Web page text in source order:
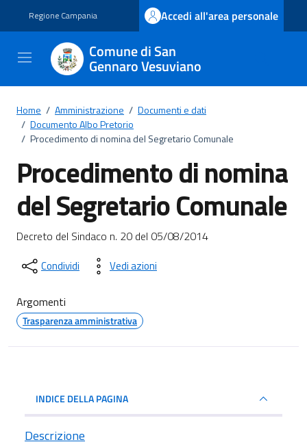
Regione Campania Accedi all'area personale
Comune di San
Gennaro Vesuviano
Home / Amministrazione / Documenti e dati
/ Documento Albo Pretorio
/ Procedimento di nomina del Segretario Comunale
Procedimento di nomina
del Segretario Comunale
Dettagli del documento
Decreto del Sindaco n. 20 del 05/08/2014
Condividi Vedi azioni
Argomenti
Trasparenza amministrativa
INDICE DELLA PAGINA
Descrizione